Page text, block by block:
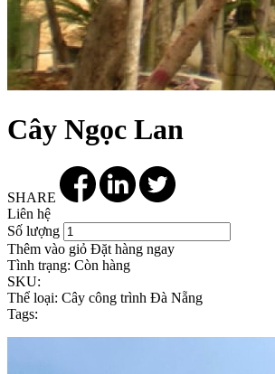
Cây Ngọc Lan
SHARE
Liên hệ
Số lượng
Thêm vào giỏ Đặt hàng ngay
Tình trạng: Còn hàng
SKU:
Thể loại: Cây công trình Đà Nẵng
Tags: